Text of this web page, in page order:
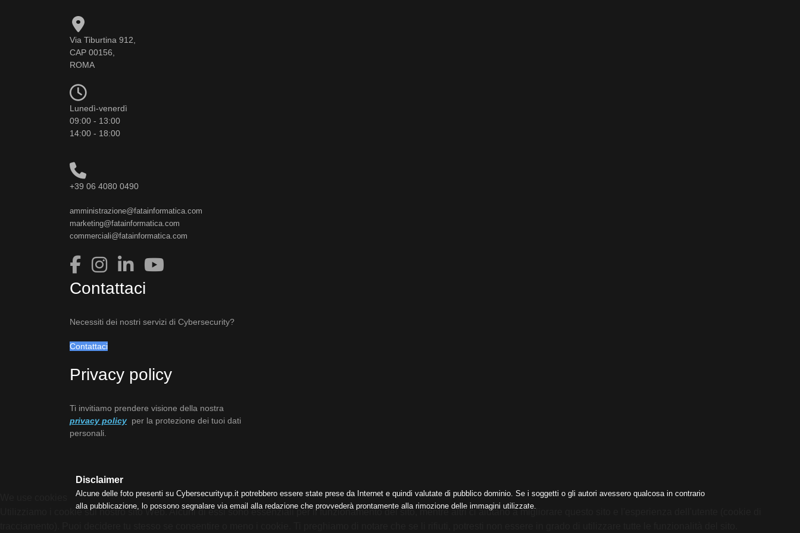
Via Tiburtina 912,
CAP 00156,
ROMA
Lunedì-venerdì
09:00 - 13:00
14:00 - 18:00
+39 06 4080 0490
amministrazione@fatainformatica.com
marketing@fatainformatica.com
commerciali@fatainformatica.com
Contattaci
Necessiti dei nostri servizi di Cybersecurity?
Contattaci
Privacy policy
Ti invitiamo prendere visione della nostra
privacy policy per la protezione dei tuoi dati
personali.
Disclaimer
Alcune delle foto presenti su Cybersecurityup.it potrebbero essere state prese da Internet e quindi valutate di pubblico dominio. Se i soggetti o gli autori avessero qualcosa in contrario
alla pubblicazione, lo possono segnalare via email alla redazione che provvederà prontamente alla rimozione delle immagini utilizzate.
Utilizziamo i cookie sul nostro sito Web. Alcuni di essi sono essenziali per il funzionamento del sito, mentre altri ci aiutano a migliorare questo sito e l'esperienza dell'utente (cookie di